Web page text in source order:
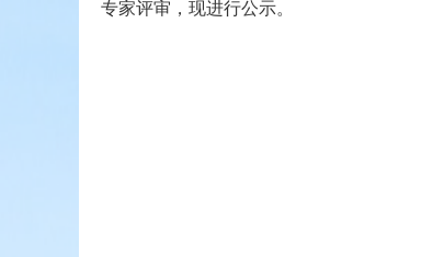
专家评审，现进行公示。